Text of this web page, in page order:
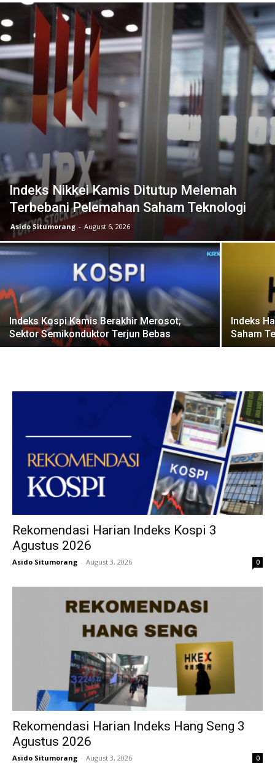
Indeks Nikkei Kamis Ditutup Melemah
Terbebani Pelemahan Saham Teknologi
Asido Situmorang - August 6, 2026
Indeks Kospi Kamis Berakhir Merosot;
Sektor Semikonduktor Terjun Bebas
Indeks
Saham
Rekomendasi Harian Indeks Kospi 3
Agustus 2026
Asido Situmorang - August 3, 2026 0
Rekomendasi Harian Indeks Hang Seng 3
Agustus 2026
Asido Situmorang - August 3, 2026 0